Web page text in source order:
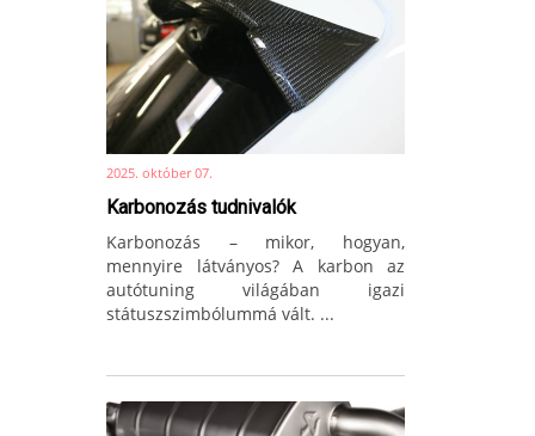
2025. október 07.
Karbonozás tudnivalók
Karbonozás – mikor, hogyan,
mennyire látványos? A karbon az
autótuning világában igazi
státuszszimbólummá vált. ...